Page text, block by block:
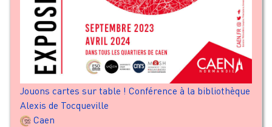
Jouons cartes sur table ! Conférence à la bibliothèque
Alexis de Tocqueville
Caen